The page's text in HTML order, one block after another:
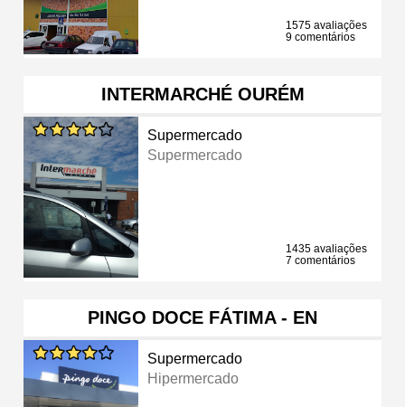
1575 avaliações
9 comentários
INTERMARCHÉ OURÉM
Supermercado
Supermercado
1435 avaliações
7 comentários
PINGO DOCE FÁTIMA - EN
Supermercado
Hipermercado